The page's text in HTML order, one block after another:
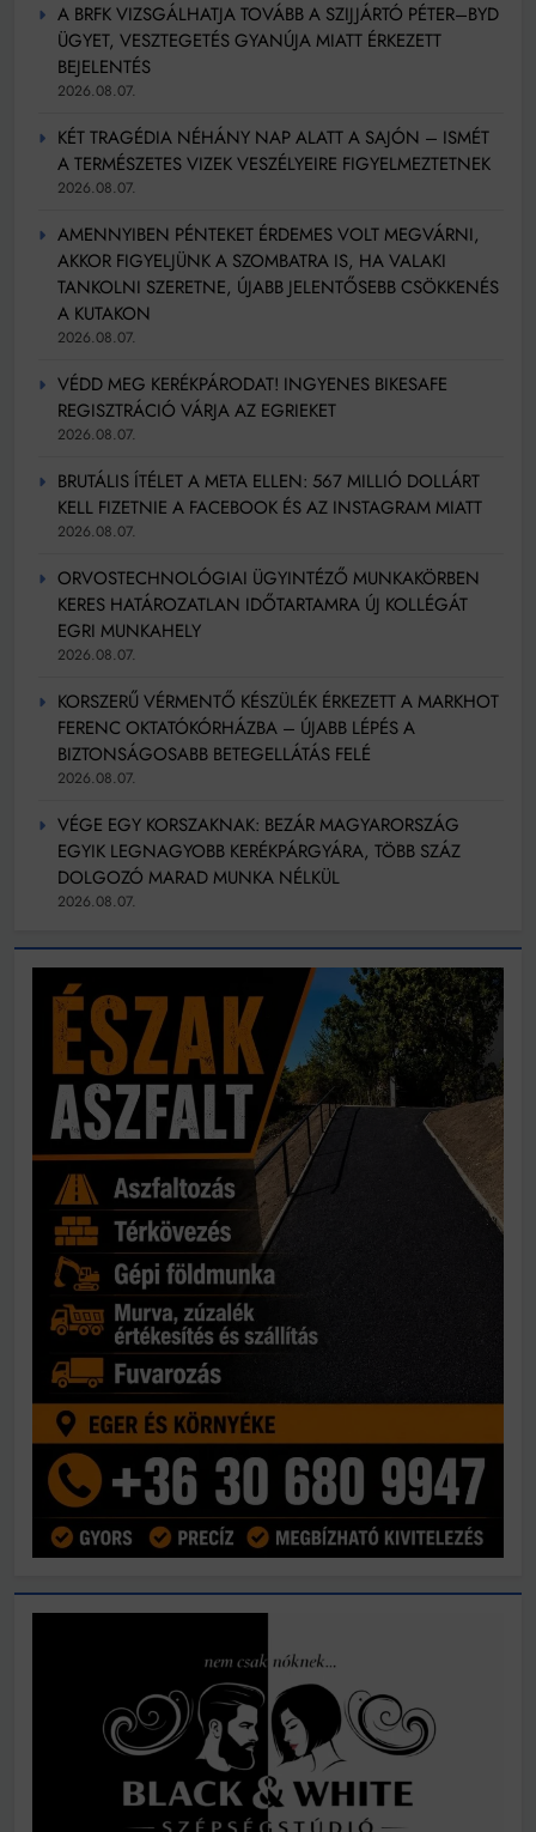
A BRFK VIZSGÁLHATJA TOVÁBB A SZIJJÁRTÓ PÉTER–BYD
ÜGYET, VESZTEGETÉS GYANÚJA MIATT ÉRKEZETT
BEJELENTÉS
2026.08.07.
KÉT TRAGÉDIA NÉHÁNY NAP ALATT A SAJÓN – ISMÉT
A TERMÉSZETES VIZEK VESZÉLYEIRE FIGYELMEZTETNEK
2026.08.07.
AMENNYIBEN PÉNTEKET ÉRDEMES VOLT MEGVÁRNI,
AKKOR FIGYELJÜNK A SZOMBATRA IS, HA VALAKI
TANKOLNI SZERETNE, ÚJABB JELENTŐSEBB CSÖKKENÉS
A KUTAKON
2026.08.07.
VÉDD MEG KERÉKPÁRODAT! INGYENES BIKESAFE
REGISZTRÁCIÓ VÁRJA AZ EGRIEKET
2026.08.07.
BRUTÁLIS ÍTÉLET A META ELLEN: 567 MILLIÓ DOLLÁRT
KELL FIZETNIE A FACEBOOK ÉS AZ INSTAGRAM MIATT
2026.08.07.
ORVOSTECHNOLÓGIAI ÜGYINTÉZŐ MUNKAKÖRBEN
KERES HATÁROZATLAN IDŐTARTAMRA ÚJ KOLLÉGÁT
EGRI MUNKAHELY
2026.08.07.
KORSZERŰ VÉRMENTŐ KÉSZÜLÉK ÉRKEZETT A MARKHOT
FERENC OKTATÓKÓRHÁZBA – ÚJABB LÉPÉS A
BIZTONSÁGOSABB BETEGELLÁTÁS FELÉ
2026.08.07.
VÉGE EGY KORSZAKNAK: BEZÁR MAGYARORSZÁG
EGYIK LEGNAGYOBB KERÉKPÁRGYÁRA, TÖBB SZÁZ
DOLGOZÓ MARAD MUNKA NÉLKÜL
2026.08.07.